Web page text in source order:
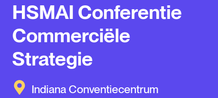
HSMAI Conferentie
Commerciële
Strategie
Indiana Conventiecentrum